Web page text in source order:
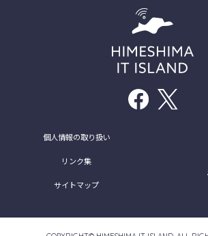
個人情報の取り扱い
リンク集
サイトマップ